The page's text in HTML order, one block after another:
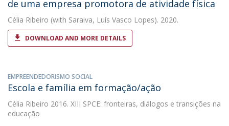
de uma empresa promotora de atividade física
Célia Ribeiro (with Saraiva, Luís Vasco Lopes). 2020.
DOWNLOAD AND MORE DETAILS
EMPREENDEDORISMO SOCIAL
Escola e família em formação/ação
Célia Ribeiro 2016. XIII SPCE: fronteiras, diálogos e transições na
educação